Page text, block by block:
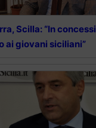
Scilla: “In
ai giovani siciliani”